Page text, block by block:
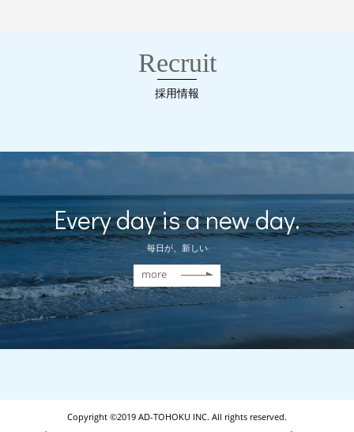
Recruit
採用情報
Every day is a new day.
毎日が、新しい
more
Copyright ©2019 AD-TOHOKU INC. All rights reserved.